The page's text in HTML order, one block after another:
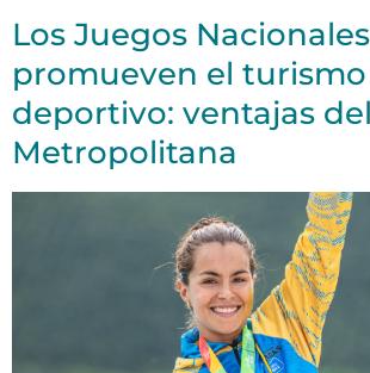
Los Juegos Nacionales
promueven el turismo
deportivo: ventajas
Metropolitana